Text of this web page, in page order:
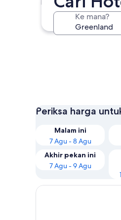
Ke mana?
Periksa harga
Malam ini
7 Agu - 8 Agu
Akhir pekan ini
7 Agu - 9 Agu